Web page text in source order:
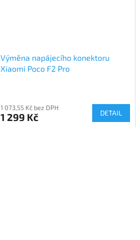
Výměna napájecího konektoru
Xiaomi Poco F2 Pro
1 073,55 Kč bez DPH
1 299 Kč DETAIL